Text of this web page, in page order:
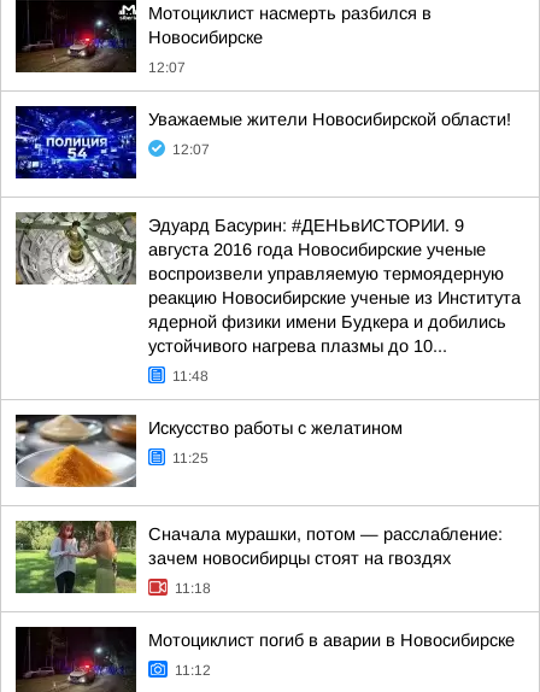
Мотоциклист насмерть разбился в
Новосибирске
12:07
Уважаемые жители Новосибирской области!
12:07
Эдуард Басурин: #ДЕНЬвИСТОРИИ. 9
августа 2016 года Новосибирские ученые
воспроизвели управляемую термоядерную
реакцию Новосибирские ученые из Института
ядерной физики имени Будкера и добились
устойчивого нагрева плазмы до 10...
11:48
Искусство работы с желатином
11:25
Сначала мурашки, потом — расслабление:
зачем новосибирцы стоят на гвоздях
11:18
Мотоциклист погиб в аварии в Новосибирске
11:12